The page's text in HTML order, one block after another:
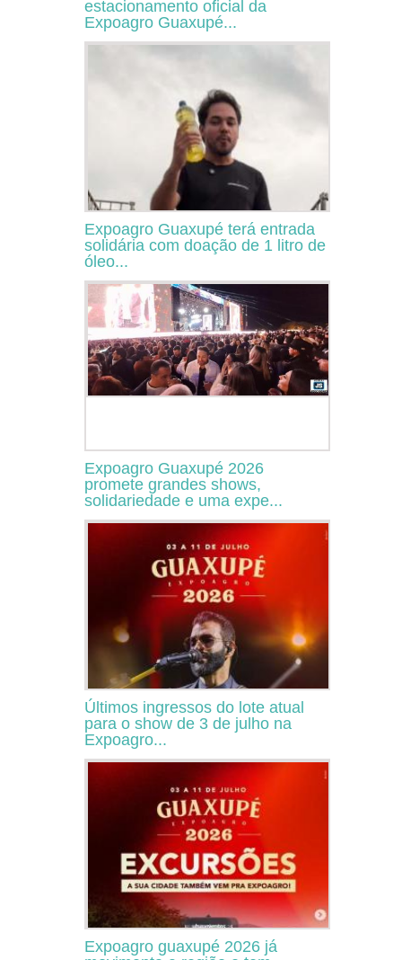
estacionamento oficial da
Expoagro Guaxupé...
Expoagro Guaxupé terá entrada
solidária com doação de 1 litro de
óleo...
Expoagro Guaxupé 2026
promete grandes shows,
solidariedade e uma expe...
Últimos ingressos do lote atual
para o show de 3 de julho na
Expoagro...
Expoagro guaxupé 2026 já